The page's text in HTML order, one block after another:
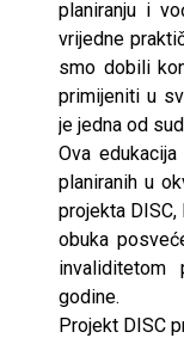
planiranju i
vrijedne
smo dobili
primijeniti u
je jedna od
Ova
planiranih u
projekta
obuka
godine.
Projekt DISC